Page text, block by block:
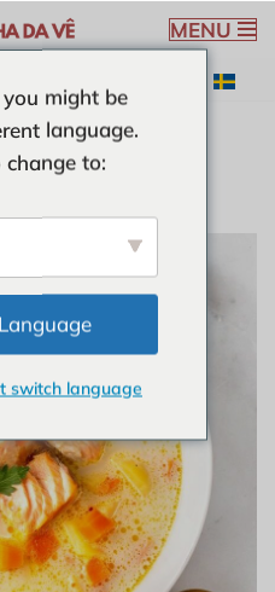
MENU
might be
language.
to:
switch language